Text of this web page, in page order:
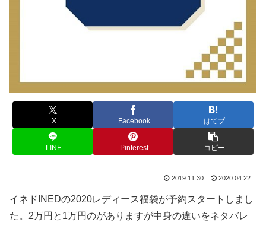
X Facebook はてブ
LINE Pinterest コピー
2019.11.30 2020.04.22
イネドINEDの2020レディース福袋が予約スタートしまし
た。2万円と1万円のがありますが中身の違いをネタバレ